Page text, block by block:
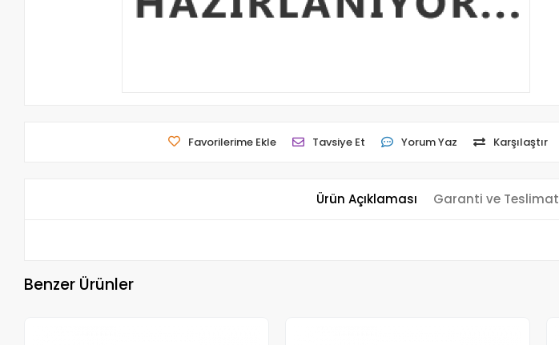
Favorilerime Ekle Tavsiye Et Yorum Yaz Karşılaştır
Ürün Açıklaması Garanti ve Teslimat
Benzer Ürünler